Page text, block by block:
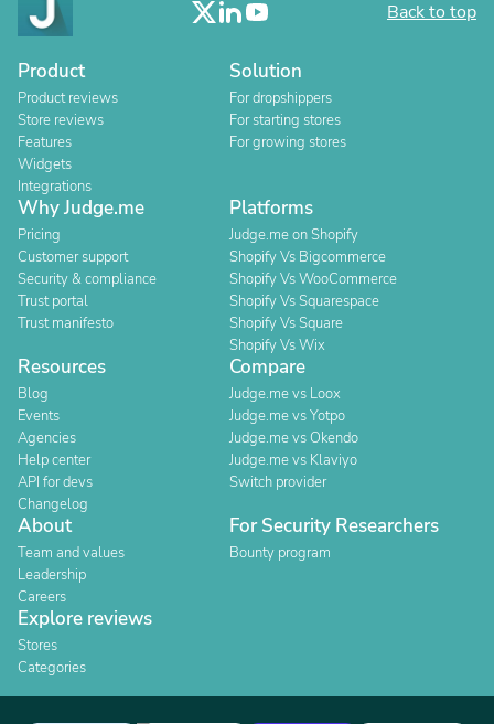
Back to top
Product
Product reviews
Store reviews
Features
Widgets
Integrations
Solution
For dropshippers
For starting stores
For growing stores
Why Judge.me
Pricing
Customer support
Security & compliance
Trust portal
Trust manifesto
Platforms
Judge.me on Shopify
Shopify Vs Bigcommerce
Shopify Vs WooCommerce
Shopify Vs Squarespace
Shopify Vs Square
Shopify Vs Wix
Resources
Blog
Events
Agencies
Help center
API for devs
Changelog
Compare
Judge.me vs Loox
Judge.me vs Yotpo
Judge.me vs Okendo
Judge.me vs Klaviyo
Switch provider
About
Team and values
Leadership
Careers
For Security Researchers
Bounty program
Explore reviews
Stores
Categories